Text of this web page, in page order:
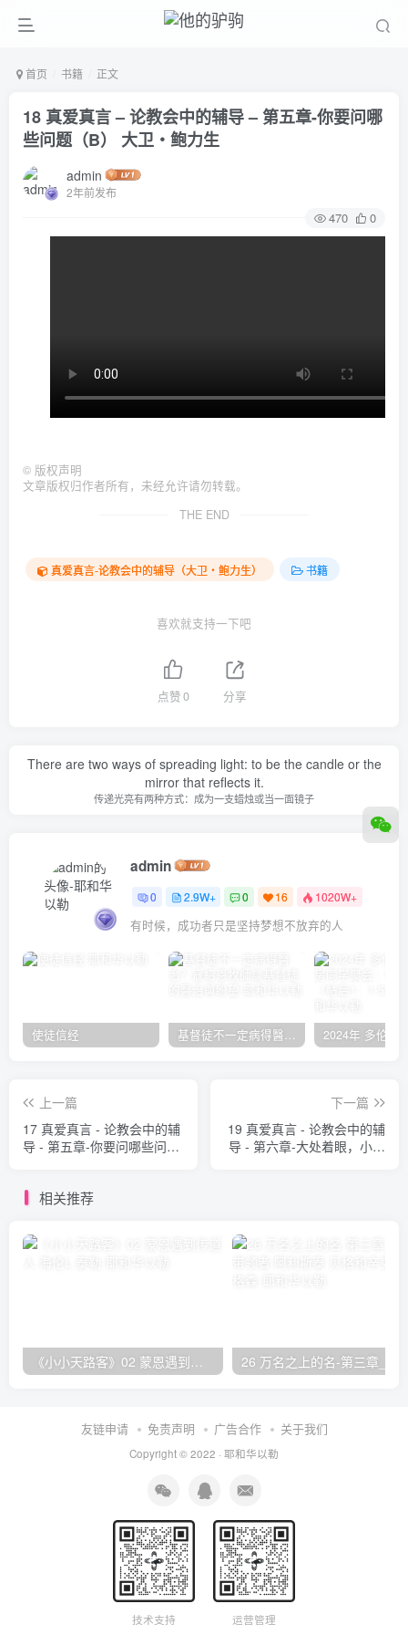
首页 书籍 正文
18 真爱真言 – 论教会中的辅导 – 第五章-你要问哪
些问题（B） 大卫‧鲍力生
admin
2年前发布
470 0
© 版权声明
文章版权归作者所有，未经允许请勿转载。
THE END
真爱真言-论教会中的辅导（大卫‧鲍力生） 书籍
喜欢就支持一下吧
点赞0 分享
There are two ways of spreading light: to be the candle or the
mirror that reflects it.
传递光亮有两种方式：成为一支蜡烛或当一面镜子
admin
0 2.9W+ 0 16 1020W+
有时候，成功者只是坚持梦想不放弃的人
使徒信经 基督徒不一定病得醫治？寇紹恩牧師談基督徒的醫治與盼望
上一篇
17 真爱真言 - 论教会中的辅
导 - 第五章-你要问哪些问题
下一篇
19 真爱真言 - 论教会中的辅
导 - 第六章-大处着眼，小处
相关推荐
《小小天路客》02 蒙恩遇到传道人 海伦L·泰勒
友链申请 免责声明 广告合作 关于我们
Copyright © 2022 · 耶和华以勒
技术支持 运营管理